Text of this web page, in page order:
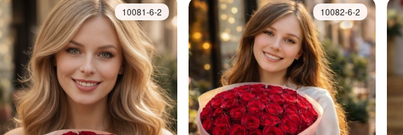
10081-6-2 10082-6-2